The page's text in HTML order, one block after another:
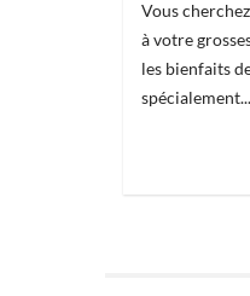
Vous
à votre
les bienfaits
spécialement...